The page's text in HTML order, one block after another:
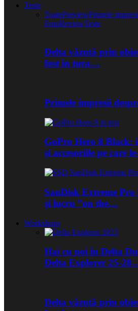
Teste
ToatePreviewPrimele
FotoReviewTeste
Delta văzută prin
fost în tura…
Primele impresii
GoPro Hero 8 Black:
și accesoriile pe care
SanDisk Extreme Pro
și lucru ”on the…
Workshops
Hai cu noi în Delta
Delta Explorer 25-
Delta văzută prin